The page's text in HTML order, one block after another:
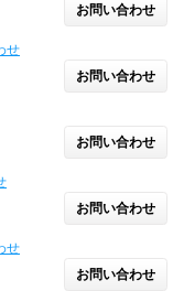
お問い合わせ
せ
お問い合わせ
お問い合わせ
お問い合わせ
せ
お問い合わせ